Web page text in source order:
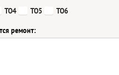
ТО4 ТО5 ТО6
ремонт: